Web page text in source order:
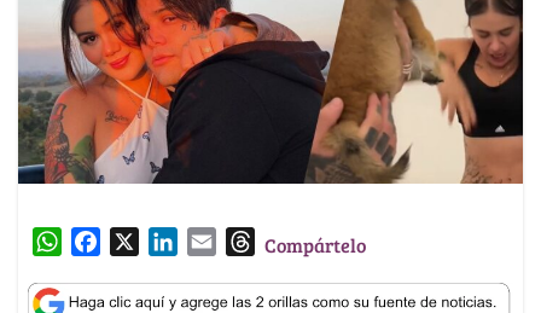
W
a
c
n
a
T
r
Compártelo